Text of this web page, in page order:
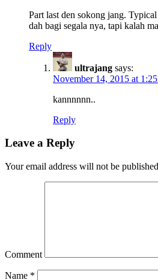
Part last den sokong jang.
dah bagi segala nya, tapi kalah
Reply
ultrajang says:
November 14, 2015 at
kannnnnn..
Reply
Leave a Reply
Your email address will not be
Comment
Name *